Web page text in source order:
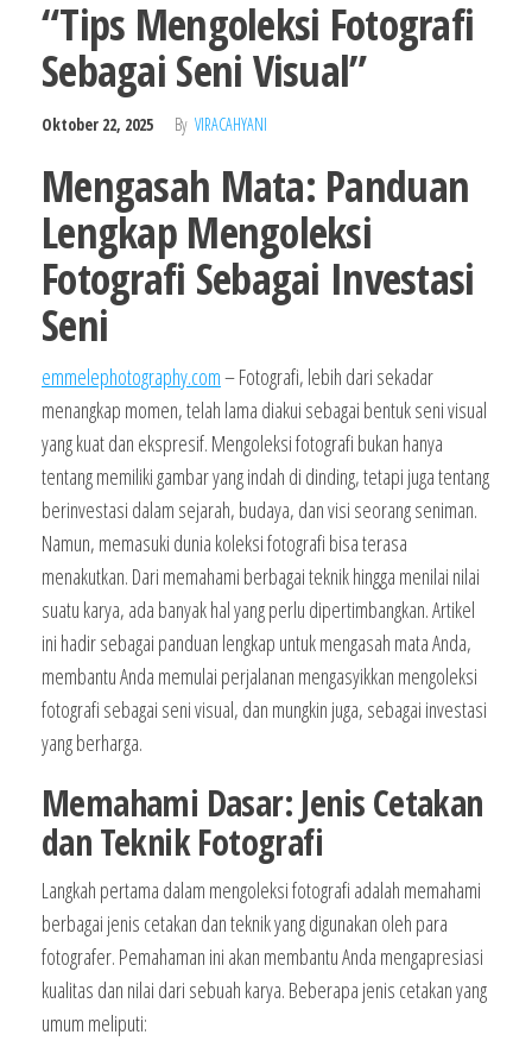
“Tips Mengoleksi Fotografi
Sebagai Seni Visual”
Oktober 22, 2025 By VIRACAHYANI
Mengasah Mata: Panduan
Lengkap Mengoleksi
Fotografi Sebagai Investasi
Seni
emmelephotography.com– Fotografi, lebih dari sekadar
menangkap momen, telah lama diakui sebagai bentuk seni visual
yang kuat dan ekspresif. Mengoleksi fotografi bukan hanya
tentang memiliki gambar yang indah di dinding, tetapi juga tentang
berinvestasi dalam sejarah, budaya, dan visi seorang seniman.
Namun, memasuki dunia koleksi fotografi bisa terasa
menakutkan. Dari memahami berbagai teknik hingga menilai nilai
suatu karya, ada banyak hal yang perlu dipertimbangkan. Artikel
ini hadir sebagai panduan lengkap untuk mengasah mata Anda,
membantu Anda memulai perjalanan mengasyikkan mengoleksi
fotografi sebagai seni visual, dan mungkin juga, sebagai investasi
yang berharga.
Memahami Dasar: Jenis Cetakan
dan Teknik Fotografi
Langkah pertama dalam mengoleksi fotografi adalah memahami
berbagai jenis cetakan dan teknik yang digunakan oleh para
fotografer. Pemahaman ini akan membantu Anda mengapresiasi
kualitas dan nilai dari sebuah karya. Beberapa jenis cetakan yang
umum meliputi: